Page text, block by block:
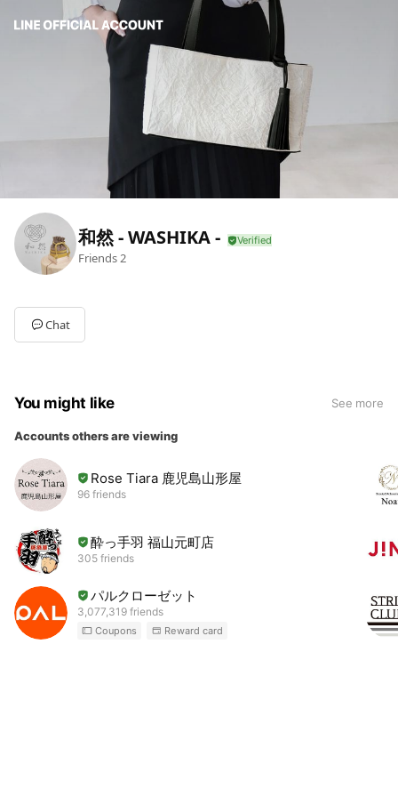
和然 - WASHIKA -
Friends2
Chat
You might like See more
Accounts others are viewing
Rose Tiara 鹿児島山形屋
96 friends
酔っ手羽 福山元町店
305 friends
パルクローゼット
3,077,319 friends
Coupons Reward card